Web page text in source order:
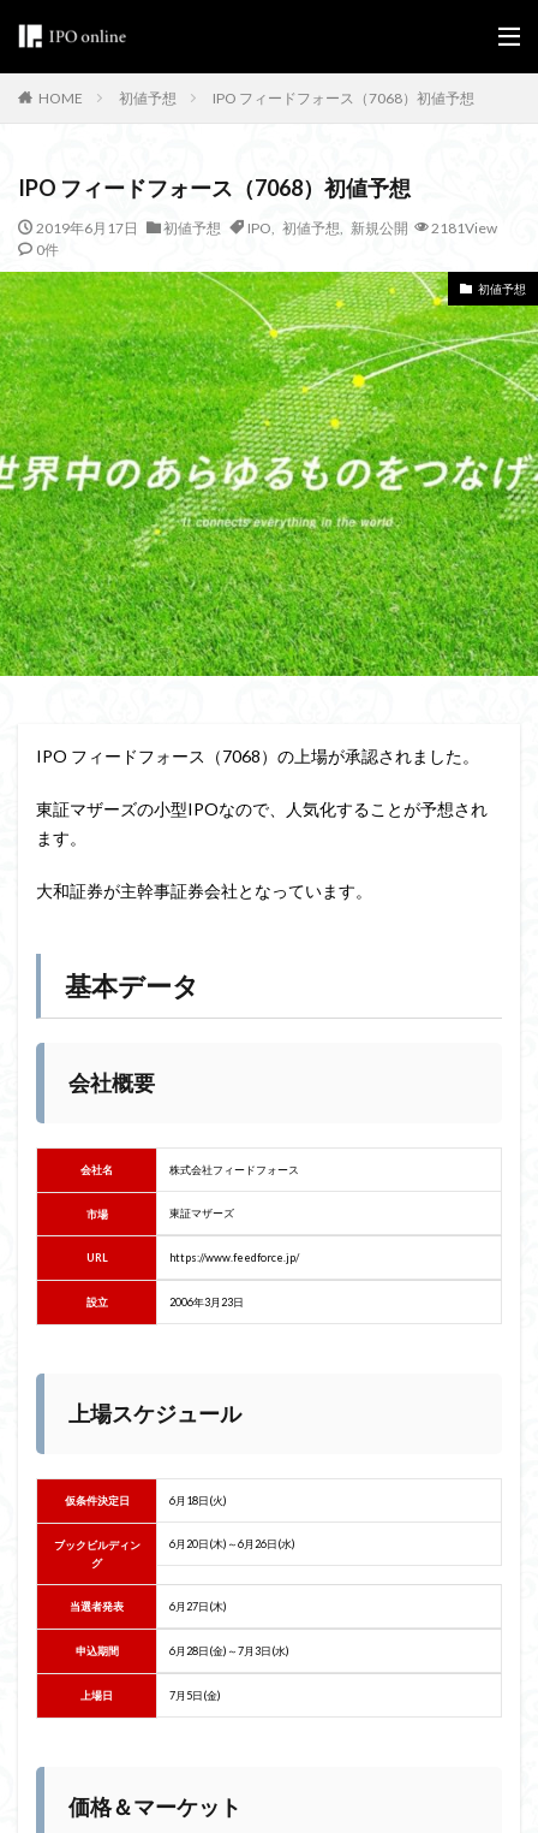
HOME 初値予想 IPO フィードフォース（7068）初値予想
IPO フィードフォース（7068）初値予想
2019年6月17日 初値予想 IPO 初値予想 新規公開
2181View
0件
初値予想
IPO フィードフォース（7068）の上場が承認されました。
東証マザーズの小型IPOなので、人気化することが予想され
ます。
大和証券が主幹事証券会社となっています。
基本データ
会社概要
会社名 株式会社フィードフォース
市場 東証マザーズ
URL https://www.feedforce.jp/
設立 2006年3月23日
上場スケジュール
仮条件決定日 6月18日(火)
ブックビルディン
グ
6月20日(木)～6月26日(水)
当選者発表 6月27日(木)
申込期間 6月28日(金)～7月3日(水)
上場日 7月5日(金)
価格＆マーケット